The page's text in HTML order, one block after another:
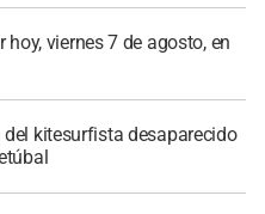
viernes 7 de agosto, en
kitesurfista desaparecido